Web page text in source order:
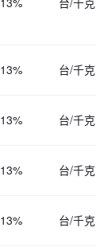
13% 台/千克
13% 台/千克
13% 台/千克
13% 台/千克